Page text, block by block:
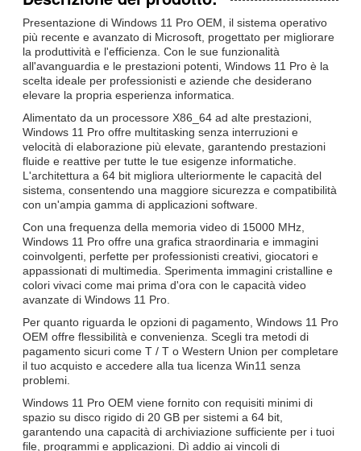
Presentazione di Windows 11 Pro OEM, il sistema operativo
più recente e avanzato di Microsoft, progettato per migliorare
la produttività e l'efficienza. Con le sue funzionalità
all'avanguardia e le prestazioni potenti, Windows 11 Pro è la
scelta ideale per professionisti e aziende che desiderano
elevare la propria esperienza informatica.
Alimentato da un processore X86_64 ad alte prestazioni,
Windows 11 Pro offre multitasking senza interruzioni e
velocità di elaborazione più elevate, garantendo prestazioni
fluide e reattive per tutte le tue esigenze informatiche.
L'architettura a 64 bit migliora ulteriormente le capacità del
sistema, consentendo una maggiore sicurezza e compatibilità
con un'ampia gamma di applicazioni software.
Con una frequenza della memoria video di 15000 MHz,
Windows 11 Pro offre una grafica straordinaria e immagini
coinvolgenti, perfette per professionisti creativi, giocatori e
appassionati di multimedia. Sperimenta immagini cristalline e
colori vivaci come mai prima d'ora con le capacità video
avanzate di Windows 11 Pro.
Per quanto riguarda le opzioni di pagamento, Windows 11 Pro
OEM offre flessibilità e convenienza. Scegli tra metodi di
pagamento sicuri come T / T o Western Union per completare
il tuo acquisto e accedere alla tua licenza Win11 senza
problemi.
Windows 11 Pro OEM viene fornito con requisiti minimi di
spazio su disco rigido di 20 GB per sistemi a 64 bit,
garantendo una capacità di archiviazione sufficiente per i tuoi
file, programmi e applicazioni. Dì addio ai vincoli di